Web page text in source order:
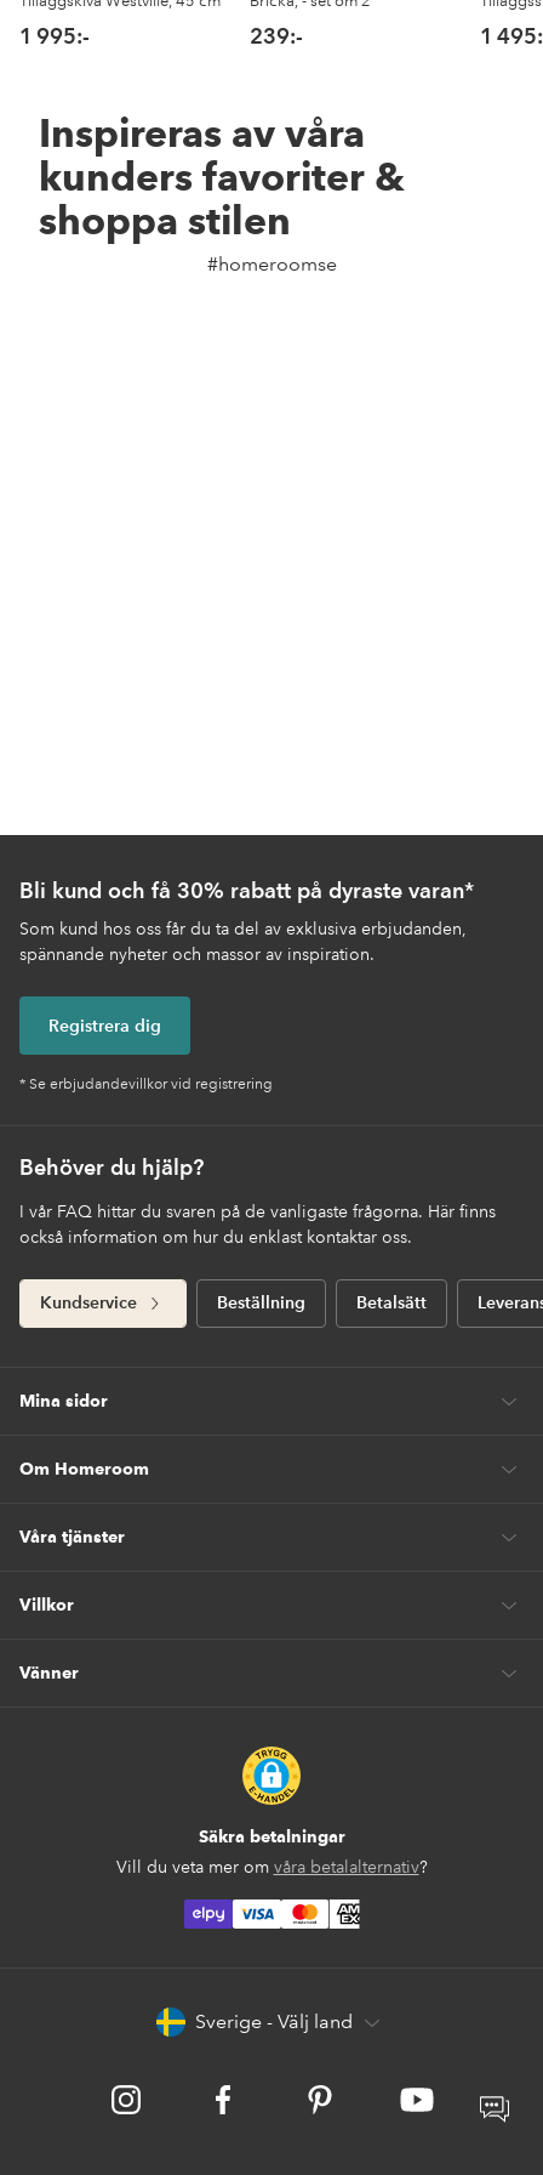
1 995:- 239:- 1
Inspireras av våra
kunders favoriter &
shoppa stilen
#homeroomse
Bli kund och få 30% rabatt på dyraste varan*
Som kund hos oss får du ta del av exklusiva erbjudanden,
spännande nyheter och massor av inspiration.
Registrera dig
* Se erbjudandevillkor vid registrering
Behöver du hjälp?
I vår FAQ hittar du svaren på de vanligaste frågorna. Här finns
också information om hur du enklast kontaktar oss.
Kundservice Beställning Betalsätt
Mina sidor
Om Homeroom
Våra tjänster
Villkor
Vänner
Säkra betalningar
Vill du veta mer om våra betalalternativ?
elpy
Sverige - Välj land
Instagram Facebook Pinterest
Youtube